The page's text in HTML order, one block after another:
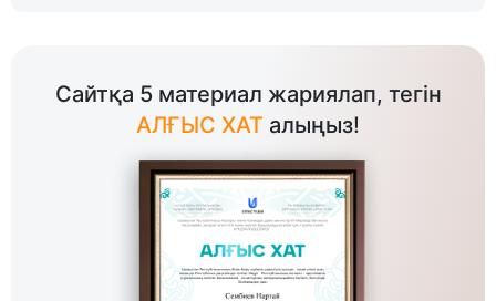
Сайтқа 5 материал жариялап, тегін
АЛҒЫС ХАТ алыңыз!